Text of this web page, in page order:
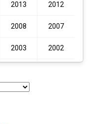
2013 2012
2008 2007
2003 2002